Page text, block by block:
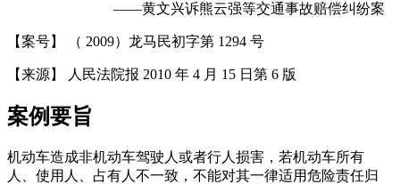
——黄文兴诉熊云强等交通事故赔偿纠纷案
【案号】 （ 2009）龙马民初字第 1294 号
【来源】 人民法院报 2010 年 4 月 15 日第 6 版
案例要旨
机动车造成非机动车驾驶人或者行人损害，若机动车所有
人、使用人、占有人不一致，不能对其一律适用危险责任归